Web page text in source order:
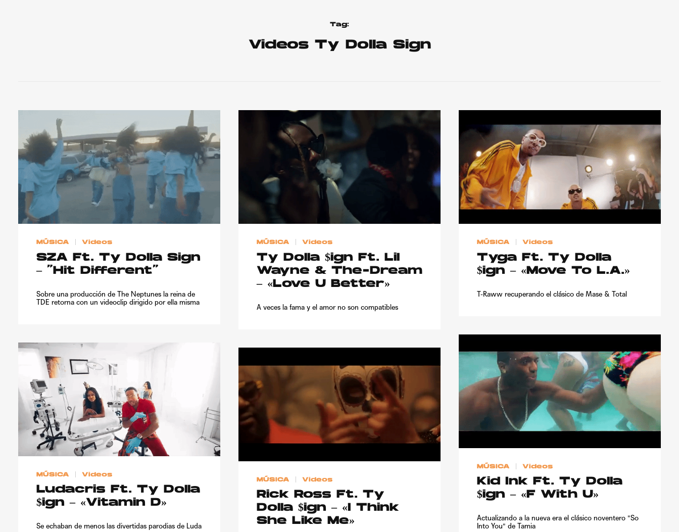
Tag:
Videos Ty Dolla Sign
MÚSICA Videos
SZA Ft. Ty Dolla Sign
– “Hit Different”
Sobre una producción de The Neptunes la reina de
TDE retorna con un videoclip dirigido por ella misma
MÚSICA Videos
Ty Dolla $ign Ft. Lil
Wayne & The-Dream
– «Love U Better»
A veces la fama y el amor no son compatibles
MÚSICA Videos
Tyga Ft. Ty Dolla
$ign – «Move To L.A.»
T-Raww recuperando el clásico de Mase & Total
MÚSICA Videos
Kid Ink Ft. Ty Dolla
$ign – «F With U»
Actualizando a la nueva era el clásico noventero "So
Into You" de Tamia
MÚSICA Videos
Ludacris Ft. Ty Dolla
$ign – «Vitamin D»
Se echaban de menos las divertidas parodias de Luda
MÚSICA Videos
Rick Ross Ft. Ty
Dolla $ign – «I Think
She Like Me»